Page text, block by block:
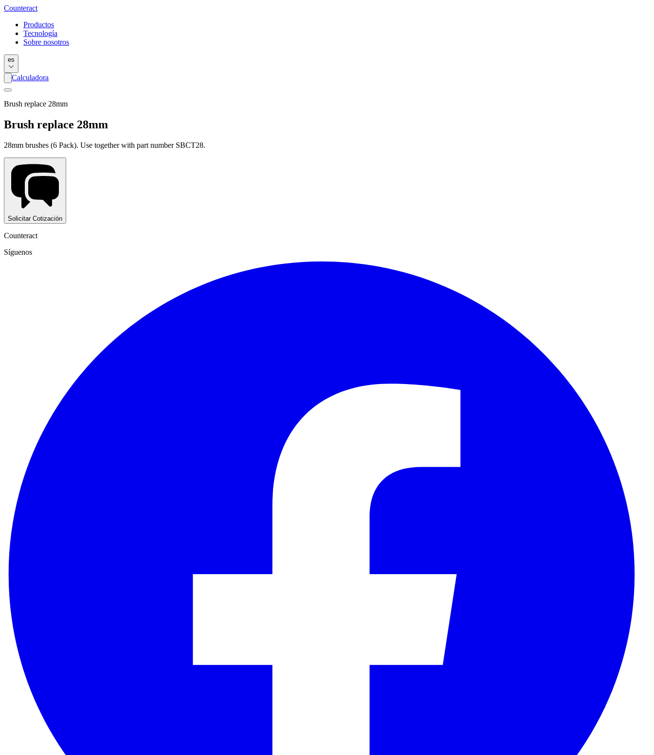
Counteract
Productos
Tecnología
Sobre nosotros
es
Calculadora
Brush replace 28mm
Brush replace 28mm
28mm brushes (6 Pack). Use together with part number SBCT28.
Solicitar Cotización
Counteract
Síguenos